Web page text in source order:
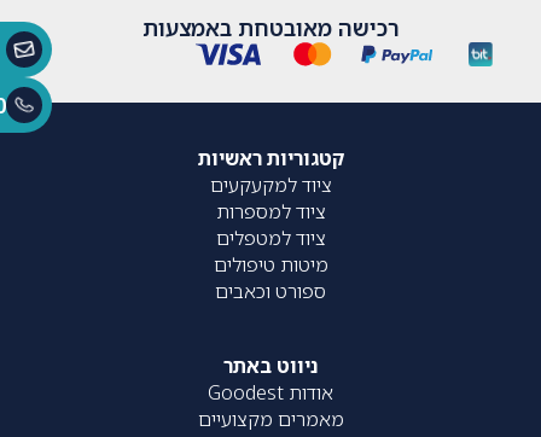
רכישה מאובטחת באמצעות
קטגוריות ראשיות
ציוד למקעקעים
ציוד למספרות
ציוד למטפלים
מיטות טיפולים
ספורט וכאבים
ניווט באתר
אודות Goodest
מאמרים מקצועיים